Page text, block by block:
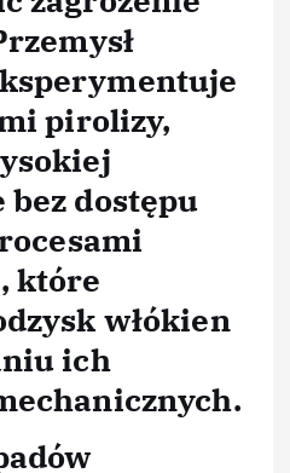
pirolizy,
dostępu
które
włókien
ich